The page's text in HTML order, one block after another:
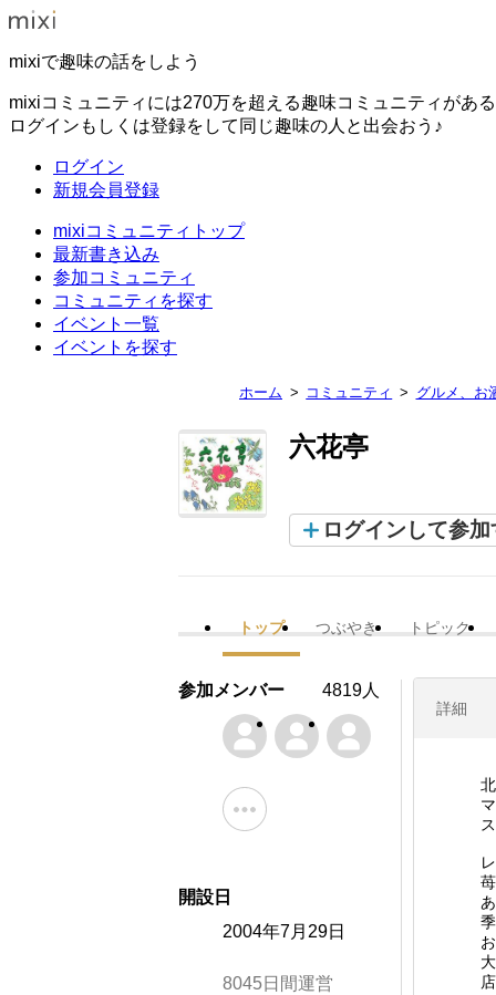
mixiで趣味の話をしよう
mixiコミュニティには270万を超える趣味コミュニティがあ
ログインもしくは登録をして同じ趣味の人と出会おう♪
ログイン
新規会員登録
mixiコミュニティトップ
最新書き込み
参加コミュニティ
コミュニティを探す
イベント一覧
イベントを探す
ホーム コミュニティ グルメ、お
六花亭
ログインして参加
トップ つぶやき トピック
詳細
参加メンバー 4819人
開設日
2004年7月29日
8045日間運営